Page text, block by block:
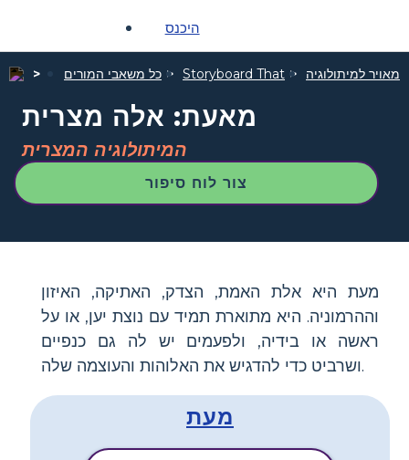
היכנס
כל משאבי המורים Storyboard That מאויר למיתולוגיה
מאעת: אלה מצרית
המיתולוגיה המצרית
צור לוח סיפור
מעת היא אלת האמת, הצדק, האתיקה, האיזון
וההרמוניה. היא מתוארת תמיד עם נוצת יען, או על
ראשה או בידיה, ולפעמים יש לה גם כנפיים
ושרביט כדי להדגיש את האלוהות והעוצמה שלה.
מעת